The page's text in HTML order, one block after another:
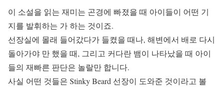
이 소설을 읽는 재미는 곤경에 빠졌을 때 아이들이 어떤 기
지를 발휘하는 가 하는 것이죠.
선장실에 몰래 들어갔다가 들켰을 때나, 해변에서 배로 다시
돌아가야 만 했을 때, 그리고 커다란 뱀이 나타났을 때 아이
들의 재빠른 판단은 놀랄만 합니다.
사실 어떤 것들은 Stinky Beard 선장이 도와준 것이라고 볼